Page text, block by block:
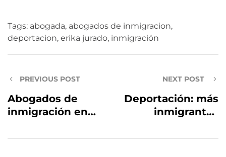
Tags: abogada, abogados de inmigracion,
deportacion, erika jurado, inmigración
PREVIOUS POST
Abogados de
inmigración en
Consejos Para
NEXT POST
Deportación: más
inmigrantes
encuentran en